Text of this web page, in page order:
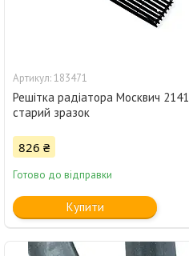
183471
Решітка радіатора Москвич 2141
старий зразок
826 ₴
Готово до відправки
Купити